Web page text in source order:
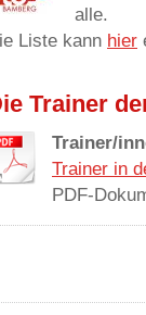
alle.
Liste kann hier
Trainer
Trainer/
Trainer in
PDF-